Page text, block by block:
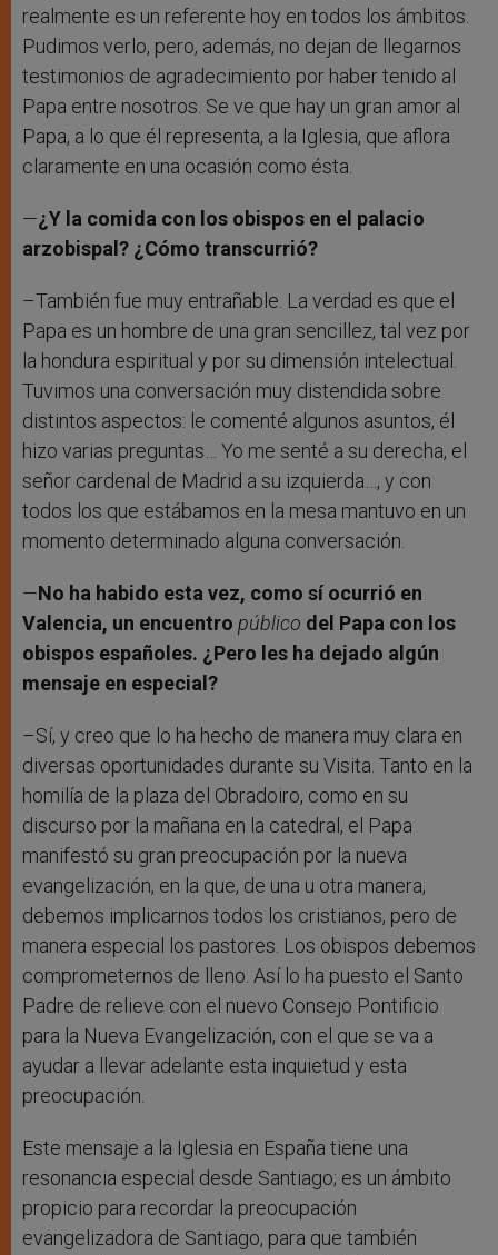
realmente es un referente hoy en todos los ámbitos.
Pudimos verlo, pero, además, no dejan de llegarnos
testimonios de agradecimiento por haber tenido al
Papa entre nosotros. Se ve que hay un gran amor al
Papa, a lo que él representa, a la Iglesia, que aflora
claramente en una ocasión como ésta.
—¿Y la comida con los obispos en el palacio
arzobispal? ¿Cómo transcurrió?
–También fue muy entrañable. La verdad es que el
Papa es un hombre de una gran sencillez, tal vez por
la hondura espiritual y por su dimensión intelectual.
Tuvimos una conversación muy distendida sobre
distintos aspectos: le comenté algunos asuntos, él
hizo varias preguntas… Yo me senté a su derecha, el
señor cardenal de Madrid a su izquierda…, y con
todos los que estábamos en la mesa mantuvo en un
momento determinado alguna conversación.
—No ha habido esta vez, como sí ocurrió en
Valencia, un encuentro público del Papa con los
obispos españoles. ¿Pero les ha dejado algún
mensaje en especial?
–Sí, y creo que lo ha hecho de manera muy clara en
diversas oportunidades durante su Visita. Tanto en la
homilía de la plaza del Obradoiro, como en su
discurso por la mañana en la catedral, el Papa
manifestó su gran preocupación por la nueva
evangelización, en la que, de una u otra manera,
debemos implicarnos todos los cristianos, pero de
manera especial los pastores. Los obispos debemos
comprometernos de lleno. Así lo ha puesto el Santo
Padre de relieve con el nuevo Consejo Pontificio
para la Nueva Evangelización, con el que se va a
ayudar a llevar adelante esta inquietud y esta
preocupación.
Este mensaje a la Iglesia en España tiene una
resonancia especial desde Santiago; es un ámbito
propicio para recordar la preocupación
evangelizadora de Santiago, para que también